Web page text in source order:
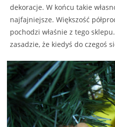
dekoracje. W końcu takie
najfajniejsze. Większość
pochodzi właśnie z tego
zasadzie, że kiedyś do czegoś